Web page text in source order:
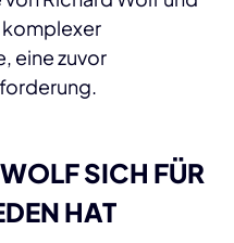
eine zuvor
SICH FÜR
HAT